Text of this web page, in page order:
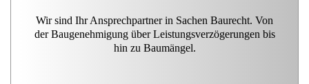
Wir sind Ihr Ansprechpartner in Sachen Baurecht. Von
der Baugenehmigung über Leistungsverzögerungen bis
hin zu Baumängel.